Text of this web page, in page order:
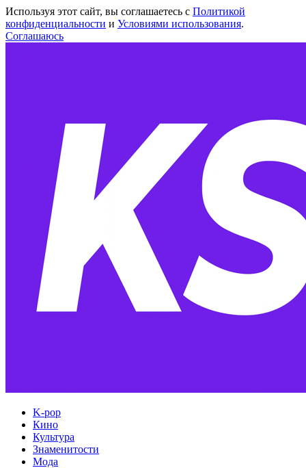
Используя этот сайт, вы соглашаетесь с Политикой
конфиденциальности и Условиями использования.
Соглашаюсь
K-pop
Кино
Культура
Знаменитости
Мода